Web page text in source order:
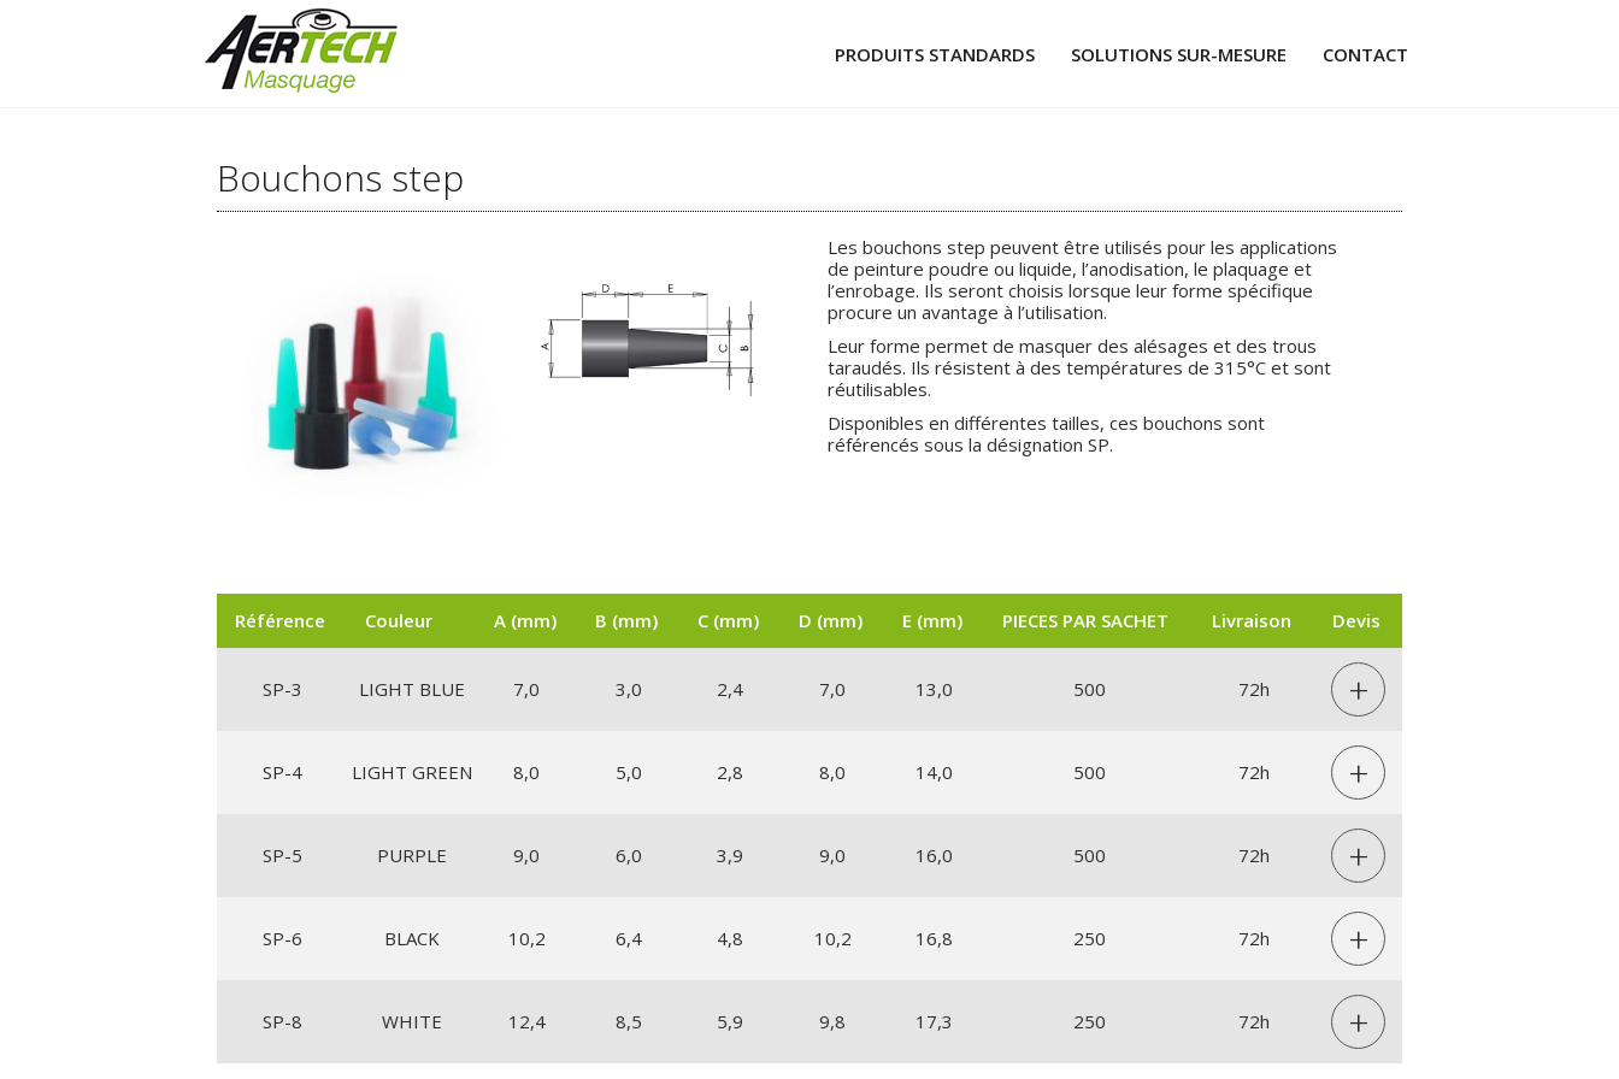
PRODUITS STANDARDS
BOUCHONS À TIRER
TUBES ET PROFILÉS
ADHÉSIFS ET PASTILLES
MATÉRIELS ET PRODUITS ASSOCIÉS
GLOBAL WHEELS
SOLUTIONS SUR-MESURE CONTACT
Bouchons step
Les bouchons step peuvent être utilisés pour les applications
de peinture poudre ou liquide, l’anodisation, le plaquage et
l’enrobage. Ils seront choisis lorsque leur forme spécifique
procure un avantage à l’utilisation.
Leur forme permet de masquer des alésages et des trous
taraudés. Ils résistent à des températures de 315°C et sont
réutilisables.
Disponibles en différentes tailles, ces bouchons sont
référencés sous la désignation SP.
Référence Couleur A (mm) B (mm) C (mm) D (mm) E (mm) PIECES PAR SACHET Livraison Devis
SP-3 LIGHT BLUE 7,0 3,0 2,4 7,0 13,0 500 72h +
SP-4 LIGHT GREEN 8,0 5,0 2,8 8,0 14,0 500 72h +
SP-5 PURPLE 9,0 6,0 3,9 9,0 16,0 500 72h +
SP-6 BLACK 10,2 6,4 4,8 10,2 16,8 250 72h +
SP-8 WHITE 12,4 8,5 5,9 9,8 17,3 250 72h +